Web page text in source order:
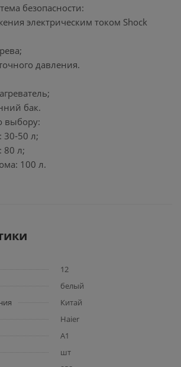
безопасности:
электрическим током Shock
давления.
бак.
выбору:
30-50 л;
80 л;
100 л.
12
белый
Китай
Haier
A1
шт